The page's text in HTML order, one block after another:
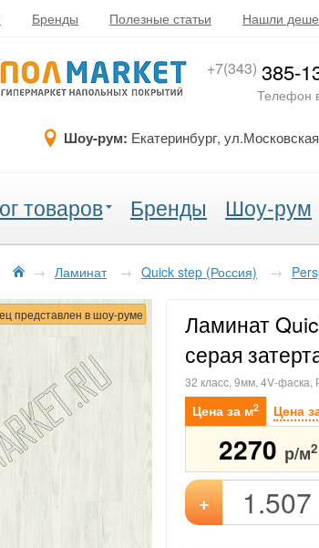
Бренды Полезные статьи Нашли
+7(343) 385-
Телефон
Шоу-рум: Екатеринбург,
товаров Бренды Шоу-рум
→ Ламинат → Quick step (Россия) →
представлен в шоу-руме
Ламинат
серая
32 класс, 9мм, 4V-фаска,
Цена за м2 Цена
2270 р/м2
+